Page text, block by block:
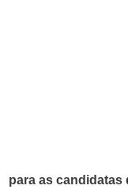
para as candidatas